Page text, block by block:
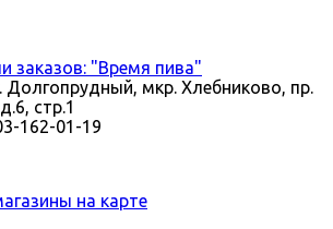
заказов: "Время пива"
Долгопрудный, мкр. Хлебниково, пр.
стр.1
162-01-19
на карте